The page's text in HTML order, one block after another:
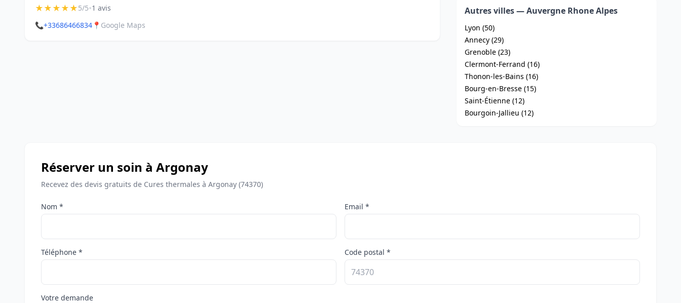
★★★★★5/5•1 avis
📞+33686466834 📍 Google Maps
Autres villes — Auvergne Rhone Alpes
Lyon (50)
Annecy (29)
Grenoble (23)
Clermont-Ferrand (16)
Thonon-les-Bains (16)
Bourg-en-Bresse (15)
Saint-Étienne (12)
Bourgoin-Jallieu (12)
Réserver un soin à Argonay
Recevez des devis gratuits de Cures thermales à Argonay (74370)
Nom * Email *
Téléphone * Code postal *
Votre demande